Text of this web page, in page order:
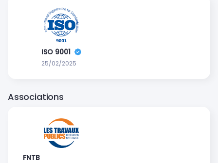
ISO 9001
25/02/2025
Associations
FNTB